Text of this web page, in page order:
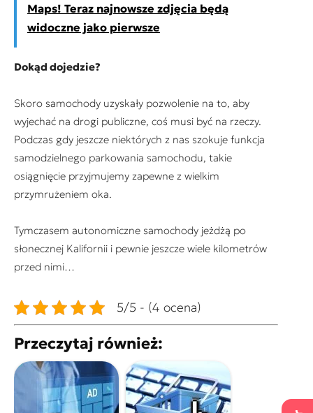
Maps! Teraz najnowsze zdjęcia będą
widoczne jako pierwsze
Dokąd dojedzie?
Skoro samochody uzyskały pozwolenie na to, aby
wyjechać na drogi publiczne, coś musi być na rzeczy.
Podczas gdy jeszcze niektórych z nas szokuje funkcja
samodzielnego parkowania samochodu, takie
osiągnięcie przyjmujemy zapewne z wielkim
przymrużeniem oka.
Tymczasem autonomiczne samochody jeżdżą po
słonecznej Kalifornii i pewnie jeszcze wiele kilometrów
przed nimi…
5/5 - (4 ocena)
Przeczytaj również: